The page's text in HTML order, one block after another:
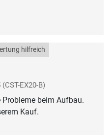
hilfreich
(CST-EX20-B)
beim Aufbau.
Kauf.